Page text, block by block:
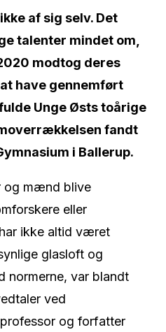
af sig selv. Det
talenter mindet om,
modtog deres
have gennemført
Unge Østs toårige
fandt
i Ballerup.
og mænd blive
eller
ikke altid været
glasloft og
normerne, var blandt
ved
og forfatter